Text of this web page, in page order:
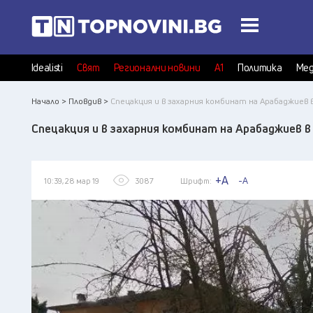
Idealisti Свят Регионални новини А1 Политика
Начало > Пловдив > Спецакция и в захарния комбинат на Арабаджиев
Спецакция и в захарния комбинат на Арабаджиев
10:39, 28 мар 19 3087 Шрифт: +A -A